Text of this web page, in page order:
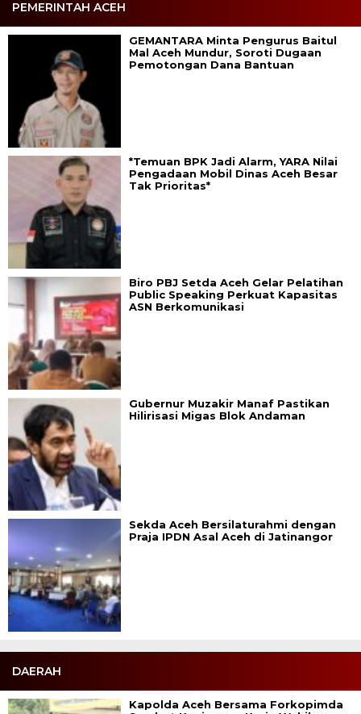
PEMERINTAH ACEH
GEMANTARA Minta Pengurus Baitul
Mal Aceh Mundur, Soroti Dugaan
Pemotongan Dana Bantuan
*Temuan BPK Jadi Alarm, YARA Nilai
Pengadaan Mobil Dinas Aceh Besar
Tak Prioritas*
Biro PBJ Setda Aceh Gelar Pelatihan
Public Speaking Perkuat Kapasitas
ASN Berkomunikasi
Gubernur Muzakir Manaf Pastikan
Hilirisasi Migas Blok Andaman
Sekda Aceh Bersilaturahmi dengan
Praja IPDN Asal Aceh di Jatinangor
DAERAH
Kapolda Aceh Bersama Forkopimda